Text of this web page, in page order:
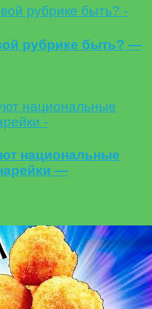
рубрике быть? —
национальные
—